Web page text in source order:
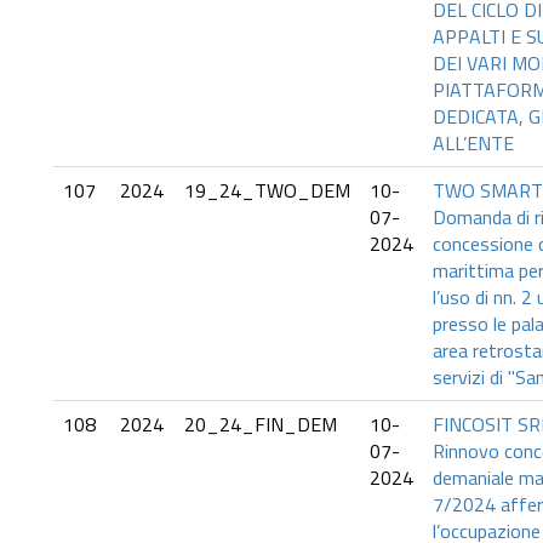
DEL CICLO
APPALTI E
DEI VARI
DEDICATA,
ALL’ENTE
107
2024 19_24_TWO_DEM
10-
07-
2024
TWO
Domanda di
concessione
marittima
l’uso di nn.
presso le
area
servizi di
108
2024 20_24_FIN_DEM
10-
07-
2024
FINCOSIT
Rinnovo
demaniale
7/2024